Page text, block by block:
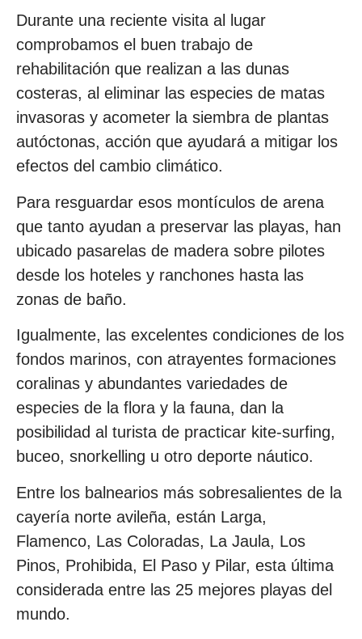
Durante una reciente visita al lugar
comprobamos el buen trabajo de
rehabilitación que realizan a las dunas
costeras, al eliminar las especies de matas
invasoras y acometer la siembra de plantas
autóctonas, acción que ayudará a mitigar los
efectos del cambio climático.
Para resguardar esos montículos de arena
que tanto ayudan a preservar las playas, han
ubicado pasarelas de madera sobre pilotes
desde los hoteles y ranchones hasta las
zonas de baño.
Igualmente, las excelentes condiciones de los
fondos marinos, con atrayentes formaciones
coralinas y abundantes variedades de
especies de la flora y la fauna, dan la
posibilidad al turista de practicar kite-surfing,
buceo, snorkelling u otro deporte náutico.
Entre los balnearios más sobresalientes de la
cayería norte avileña, están Larga,
Flamenco, Las Coloradas, La Jaula, Los
Pinos, Prohibida, El Paso y Pilar, esta última
considerada entre las 25 mejores playas del
mundo.